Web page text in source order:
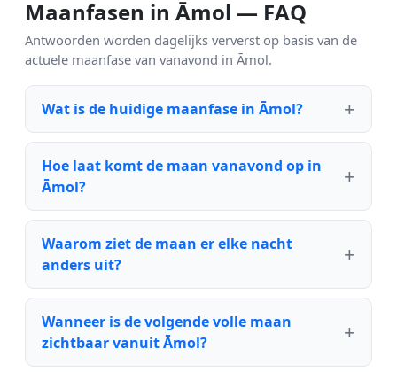
Maanfasen in Āmol — FAQ
Antwoorden worden dagelijks ververst op basis van de
actuele maanfase van vanavond in Āmol.
Wat is de huidige maanfase in Āmol?
Hoe laat komt de maan vanavond op in
Āmol?
Waarom ziet de maan er elke nacht
anders uit?
Wanneer is de volgende volle maan
zichtbaar vanuit Āmol?